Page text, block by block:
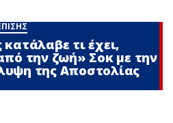
τι έχει,
την ζωή» Σoκ με την
της Αποστολίας